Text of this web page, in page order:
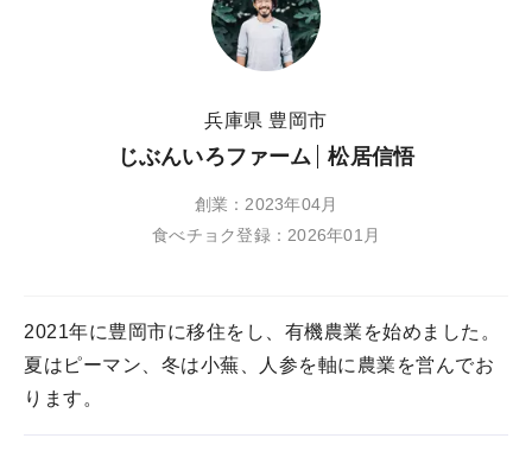
兵庫県 豊岡市
じぶんいろファーム 松居信悟
創業：2023年04月
食べチョク登録：2026年01月
2021年に豊岡市に移住をし、有機農業を始めました。
夏はピーマン、冬は小蕪、人参を軸に農業を営んでお
ります。